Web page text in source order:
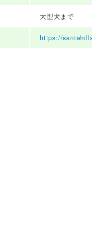
大型犬まで
https://